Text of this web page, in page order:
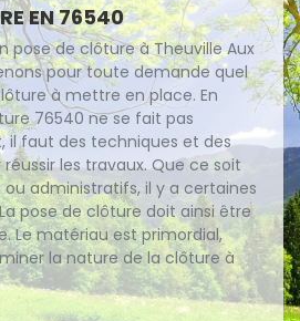
EN 76540
pose de clôture à Theuville Aux
pour toute demande quel
à mettre en place. En
76540 ne se fait pas
faut des techniques et des
les travaux. Que ce soit
administratifs, il y a certaines
pose de clôture doit ainsi être
Le matériau est primordial,
la nature de la clôture à